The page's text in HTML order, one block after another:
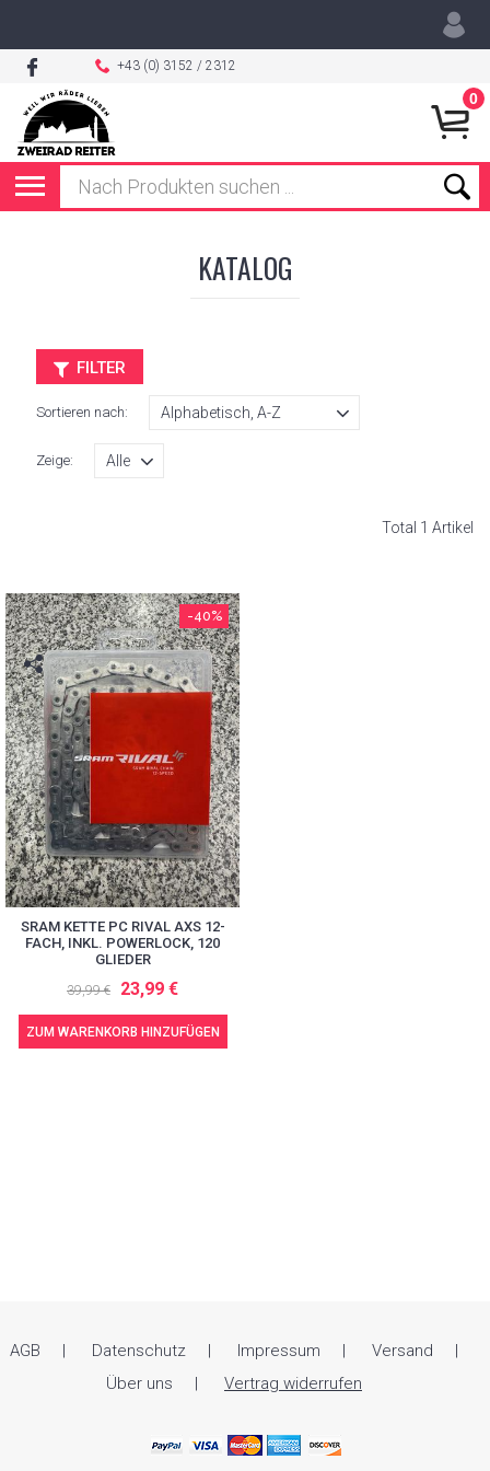
+43 (0) 3152 / 2312
0
KATALOG
FILTER
Sortieren nach:
Zeige:
Total 1 Artikel
-40%
SRAM KETTE PC RIVAL AXS 12-
FACH, INKL. POWERLOCK, 120
GLIEDER
39,99 € 23,99 €
ZUM WARENKORB HINZUFÜGEN
AGB Datenschutz Impressum
Versand
Über uns
Vertrag widerrufen